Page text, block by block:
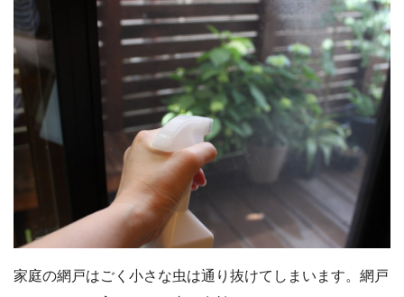
家庭の網戸はごく小さな虫は通り抜けてしまいます。網戸